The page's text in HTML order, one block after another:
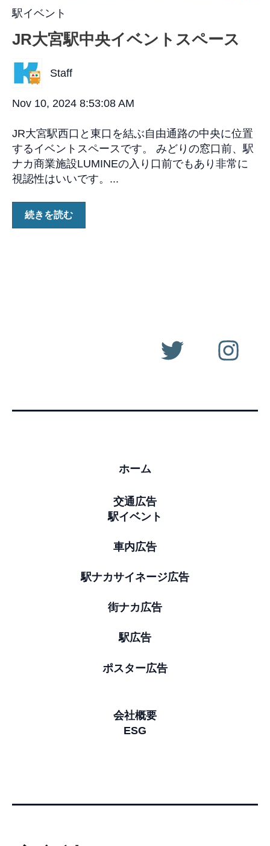
駅イベント
JR大宮駅中央イベントスペース
Staff
Nov 10, 2024 8:53:08 AM
JR大宮駅西口と東口を結ぶ自由通路の中央に位置
するイベントスペースです。 みどりの窓口前、駅
ナカ商業施設LUMINEの入り口前でもあり非常に
視認性はいいです。...
続きを読む
ホーム
交通広告
駅イベント
車内広告
駅ナカサイネージ広告
街ナカ広告
駅広告
ポスター広告
会社概要
ESG